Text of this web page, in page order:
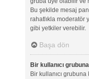
Bu şekilde mesaj
rahatlıkla moderatör
gibi yetkiler verebilir.
Başa dön
Bir kullanıcı
Bir kullanıcı grubuna